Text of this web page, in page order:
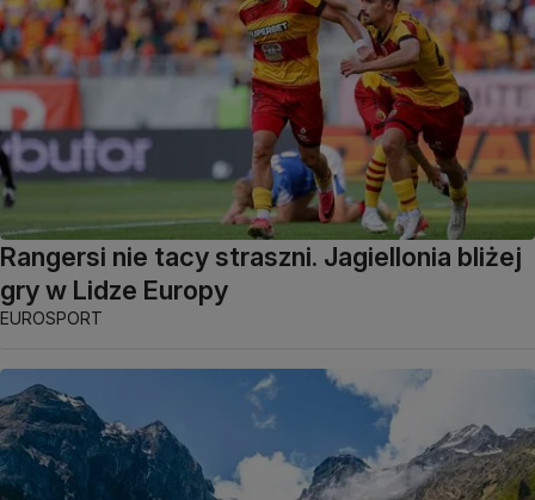
Rangersi nie tacy straszni. Jagiellonia bliżej
gry w Lidze Europy
EUROSPORT